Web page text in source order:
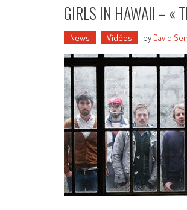
GIRLS IN HAWAII – «
News Vidéos by David